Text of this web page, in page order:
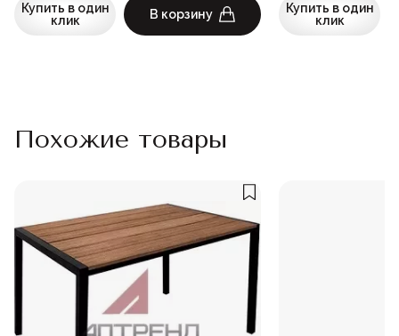
Купить в один
клик
В корзину
Купить в один
клик
Похожие товары